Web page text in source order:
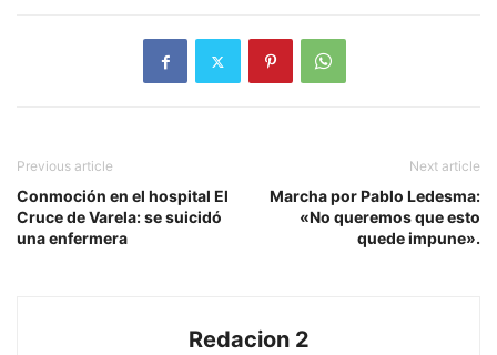
Previous article
Conmoción en el hospital El
Cruce de Varela: se suicidó
una enfermera
Next article
Marcha por Pablo Ledesma:
«No queremos que esto
quede impune».
Redacion 2